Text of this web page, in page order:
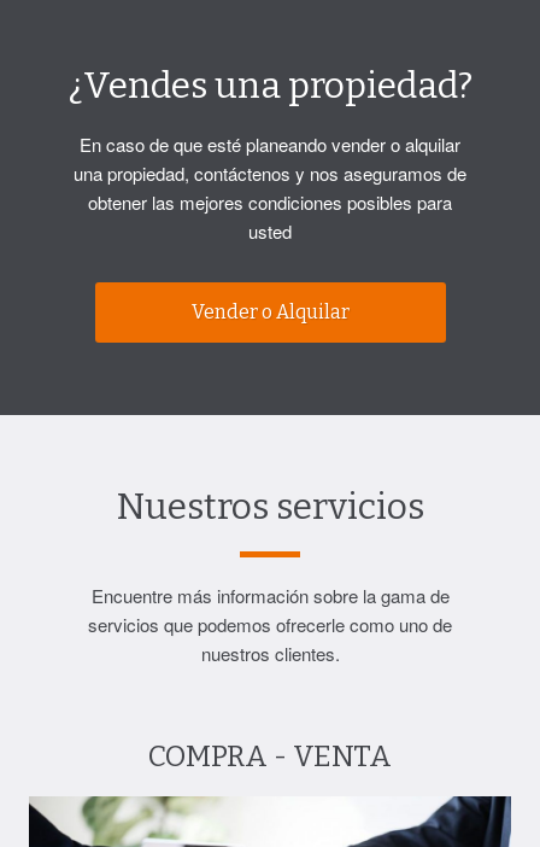
¿Vendes una propiedad?
En caso de que esté planeando vender o alquilar
una propiedad, contáctenos y nos aseguramos de
obtener las mejores condiciones posibles para
usted
Vender o Alquilar
Nuestros servicios
Encuentre más información sobre la gama de
servicios que podemos ofrecerle como uno de
nuestros clientes.
COMPRA - VENTA